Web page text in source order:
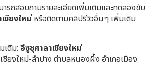
รถสอบถามรายละเอียดเพิ่มเติมและทดลองขับ
ชียงใหม่หรือติดตามคลิปรีวิวอื่นๆ เพิ่มเติม
เติม: อีซูซุศาลาเชียงใหม่
ยงใหม่-ลำปาง ตำบลหนองผึ้ง อำเภอเมือง